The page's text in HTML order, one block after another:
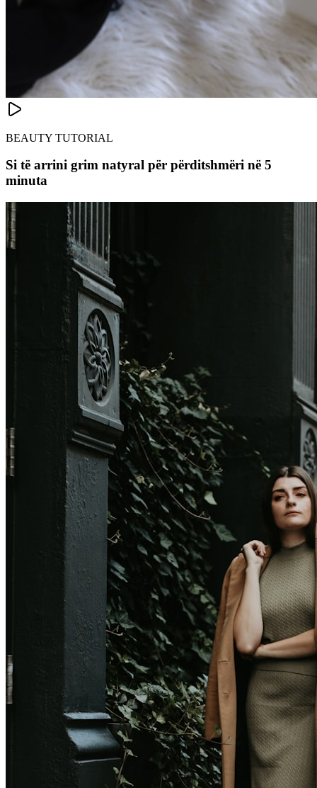
BEAUTY TUTORIAL
Si të arrini grim natyral për përditshmëri në 5
minuta